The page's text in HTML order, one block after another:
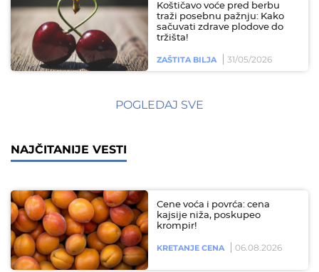
Koštičavo voće pred berbu
traži posebnu pažnju: Kako
sačuvati zdrave plodove do
tržišta!
ZAŠTITA BILJA 31/05/2026
POGLEDAJ SVE
NAJČITANIJE VESTI
Cene voća i povrća: cena
kajsije niža, poskupeo
krompir!
KRETANJE CENA 06.08.2026